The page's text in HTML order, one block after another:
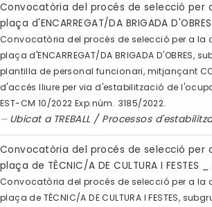
Convocatòria del procés de selecció per
plaça d'ENCARREGAT/DA BRIGADA D'OBRES
Convocatòria del procés de selecció per a la
plaça d'ENCARREGAT/DA BRIGADA D'OBRES,
plantilla de personal funcionari, mitjançant
d'accés lliure per via d'estabilització de
EST-CM 10/2022 Exp.núm. 3185/2022.
Ubicat a TREBALL / Processos
Convocatòria del procés de selecció per
plaça de TÈCNIC/A DE CULTURA I FESTES _
Convocatòria del procés de selecció per a la
plaça de TÈCNIC/A DE CULTURA I FESTES,